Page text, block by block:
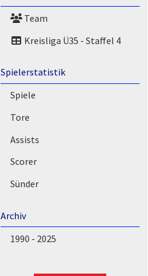
Team
Kreisliga Ü35 - Staffel 4
Spielerstatistik
Spiele
Tore
Assists
Scorer
Sünder
Archiv
1990 - 2025